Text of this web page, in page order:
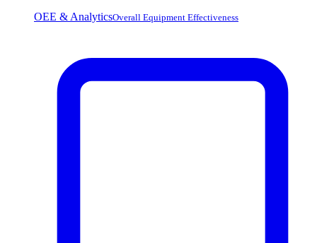
OEE & AnalyticsOverall Equipment Effectiveness